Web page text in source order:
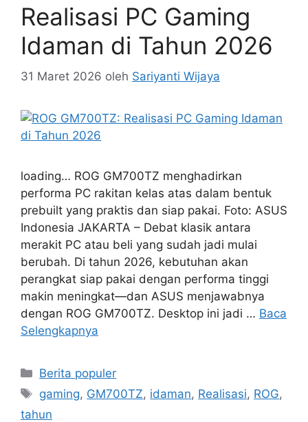
Realisasi PC Gaming
Idaman di Tahun 2026
31 Maret 2026 oleh Sariyanti Wijaya
loading… ROG GM700TZ menghadirkan
performa PC rakitan kelas atas dalam bentuk
prebuilt yang praktis dan siap pakai. Foto: ASUS
Indonesia JAKARTA – Debat klasik antara
merakit PC atau beli yang sudah jadi mulai
berubah. Di tahun 2026, kebutuhan akan
perangkat siap pakai dengan performa tinggi
makin meningkat—dan ASUS menjawabnya
dengan ROG GM700TZ. Desktop ini jadi … Baca
Selengkapnya
Kategori
Berita populer
Tag
gaming, GM700TZ, idaman, Realisasi, ROG,
tahun